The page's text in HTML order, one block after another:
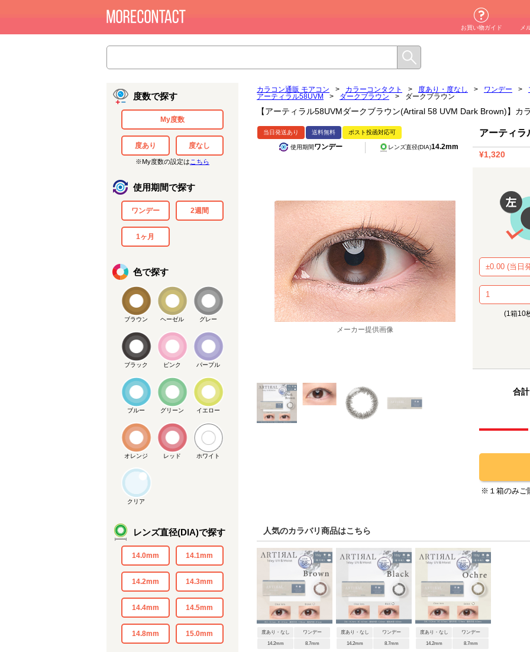
お買い物ガイド メ
度数で探す
My度数
度あり 度なし
※My度数の設定は こちら
使用期間で探す
ワンデー 2週間
1ヶ月
色で探す
ブラウン ヘーゼル グレー
ブラック ピンク パープル
ブルー グリーン イエロー
オレンジ レッド ホワイト
クリア
レンズ直径(DIA)で探す
14.0mm 14.1mm
14.2mm 14.3mm
14.4mm 14.5mm
14.8mm 15.0mm
カラコン通販 モアコン > カラーコンタクト > 度あり・度なし > ワンデー >
アーティラル58UVM
> ダークブラウン > ダークブラウン
【アーティラル58UVMダークブラウン(Artiral 58 UVM Dark Brown)】カ
当日発送あり 送料無料 ポスト投函対応可
使用期間ワンデー レンズ直径(DIA)14.2mm
アーティラ
¥1,320
(1箱10
合
※１箱のみご
人気のカラバリ商品はこちら
度あり・なし ワンデー
14.2mm 8.7mm
度あり・なし ワンデー
14.2mm 8.7mm
度あり・なし ワンデー
14.2mm 8.7mm